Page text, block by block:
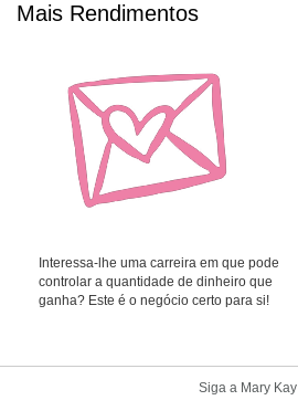
Mais Rendimentos
Interessa-lhe uma carreira em que pode
controlar a quantidade de dinheiro que
ganha? Este é o negócio certo para si!
Siga a Mary Kay